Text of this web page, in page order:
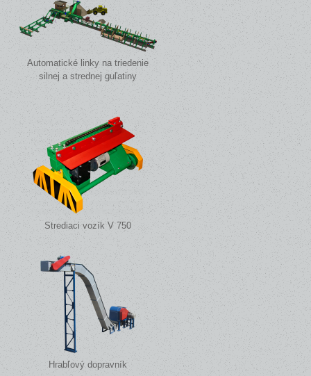
Automatické linky na triedenie
silnej a strednej guľatiny
Strediaci vozík V 750
Hrabľový dopravník